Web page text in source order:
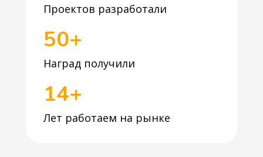
50+
Наград получили
14+
Лет работаем на рынке
Проектов разработали